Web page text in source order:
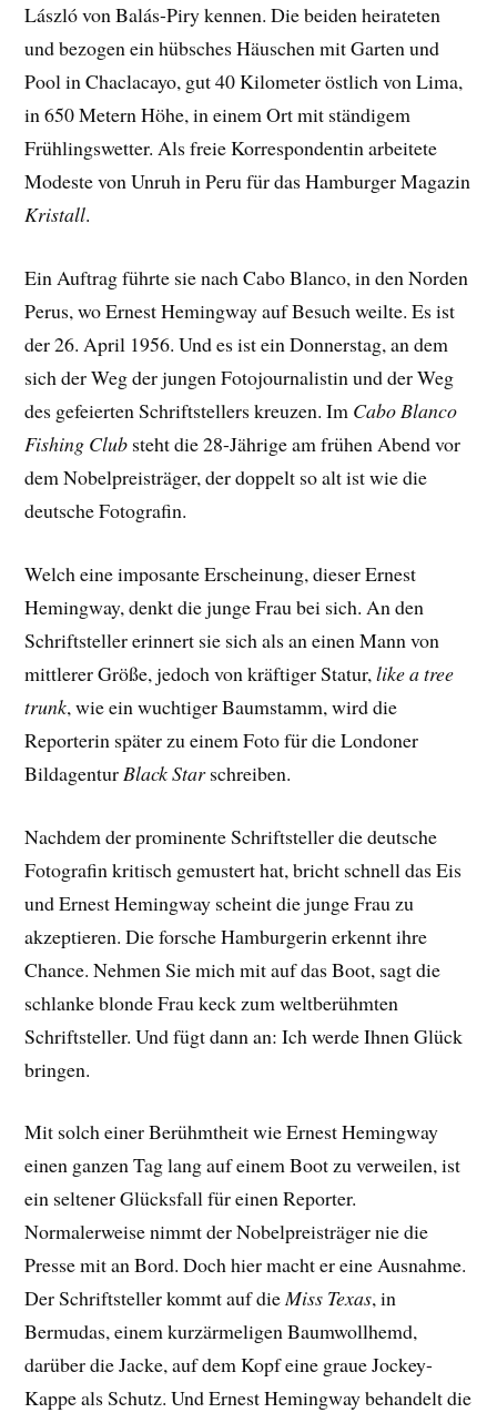
László von Balás-Piry kennen. Die beiden heirateten
und bezogen ein hübsches Häuschen mit Garten und
Pool in Chaclacayo, gut 40 Kilometer östlich von Lima,
in 650 Metern Höhe, in einem Ort mit ständigem
Frühlingswetter. Als freie Korrespondentin arbeitete
Modeste von Unruh in Peru für das Hamburger Magazin
Kristall.
Ein Auftrag führte sie nach Cabo Blanco, in den Norden
Perus, wo Ernest Hemingway auf Besuch weilte. Es ist
der 26. April 1956. Und es ist ein Donnerstag, an dem
sich der Weg der jungen Fotojournalistin und der Weg
des gefeierten Schriftstellers kreuzen. Im Cabo Blanco
Fishing Club steht die 28-Jährige am frühen Abend vor
dem Nobelpreisträger, der doppelt so alt ist wie die
deutsche Fotografin.
Welch eine imposante Erscheinung, dieser Ernest
Hemingway, denkt die junge Frau bei sich. An den
Schriftsteller erinnert sie sich als an einen Mann von
mittlerer Größe, jedoch von kräftiger Statur,like a tree
trunk, wie ein wuchtiger Baumstamm, wird die
Reporterin später zu einem Foto für die Londoner
BildagenturBlack Starschreiben.
Nachdem der prominente Schriftsteller die deutsche
Fotografin kritisch gemustert hat, bricht schnell das Eis
und Ernest Hemingway scheint die junge Frau zu
akzeptieren. Die forsche Hamburgerin erkennt ihre
Chance. Nehmen Sie mich mit auf das Boot, sagt die
schlanke blonde Frau keck zum weltberühmten
Schriftsteller. Und fügt dann an: Ich werde Ihnen Glück
bringen.
Mit solch einer Berühmtheit wie Ernest Hemingway
einen ganzen Tag lang auf einem Boot zu verweilen, ist
ein seltener Glücksfall für einen Reporter.
Normalerweise nimmt der Nobelpreisträger nie die
Presse mit an Bord. Doch hier macht er eine Ausnahme.
Der Schriftsteller kommt auf dieMiss Texas, in
Bermudas, einem kurzärmeligen Baumwollhemd,
darüber die Jacke, auf dem Kopf eine graue Jockey-
Kappe als Schutz. Und Ernest Hemingway behandelt die